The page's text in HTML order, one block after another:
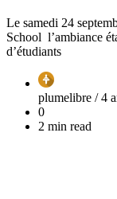
Le samedi 24
School l’ambiance
d’étudiants
plumelibre /4
0
2 min read